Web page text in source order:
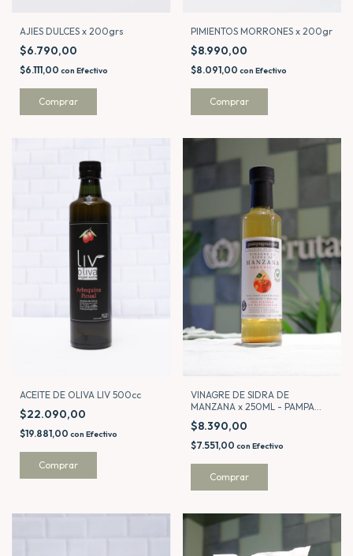
AJIES DULCES x 200grs
$6.790,00
$6.111,00 con Efectivo
PIMIENTOS MORRONES x 200gr
$8.990,00
$8.091,00 con Efectivo
ACEITE DE OLIVA LIV 500cc
$22.090,00
$19.881,00 con Efectivo
Comprar
VINAGRE DE SIDRA DE
MANZANA x 250ML - PAMPA
GOURMET
$8.390,00
$7.551,00 con Efectivo